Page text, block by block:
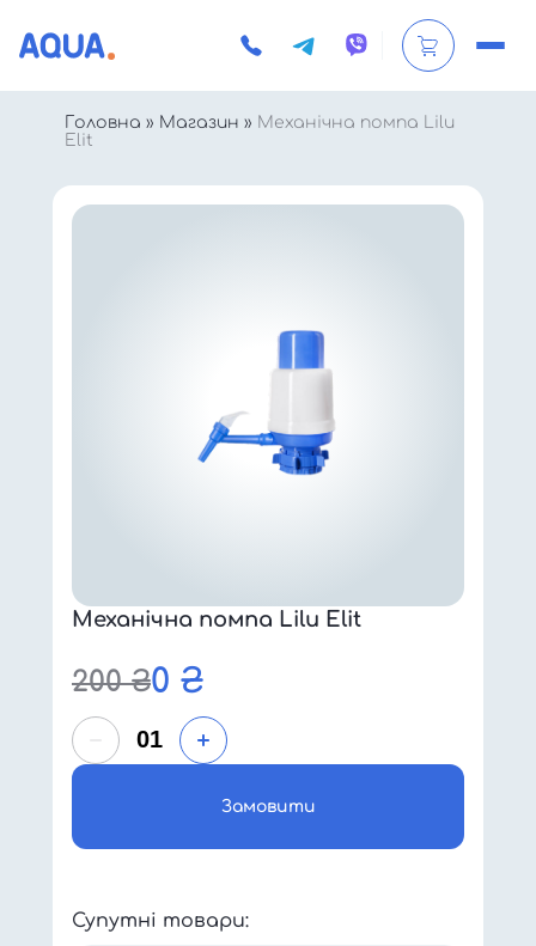
Головна » Магазин » Механічна помпа Lilu
Elit
Механічна помпа Lilu Elit
200₴0 ₴
Замовити
Супутні товари: